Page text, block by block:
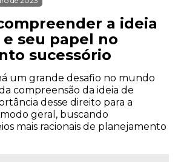
a ideia
seu papel no
sucessório
um grande desafio no mundo
compreensão da ideia de
desse direito para a
geral, buscando
mais racionais de planejamento